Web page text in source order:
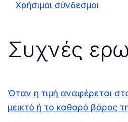
Χρήσιμοι σύνδεσμοι
Συχνές
Όταν η τιμή αναφέρεται
μεικτό ή το καθαρό βάρος